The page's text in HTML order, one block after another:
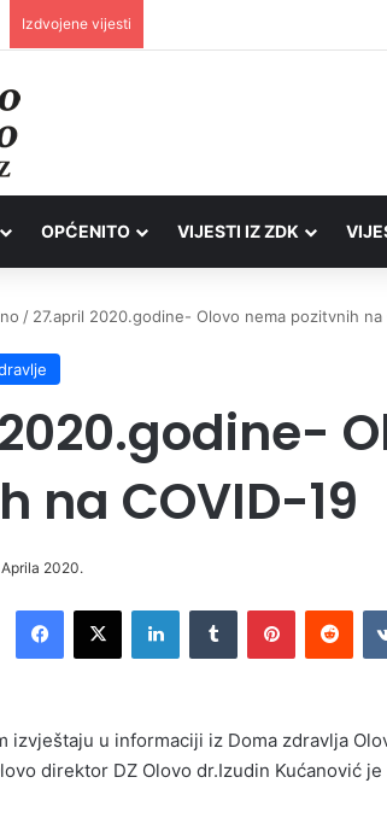
Izdvojene vijesti
OPĆENITO VIJESTI IZ ZDK
/ 27.april 2020.godine- Olovo nema pozitvnih na
na COVID-19
Aprila 2020.
Facebook
X LinkedInTumblr Pinterest
izvještaju u informaciji iz Doma zdravlja
direktor DZ Olovo dr.Izudin Kućanović